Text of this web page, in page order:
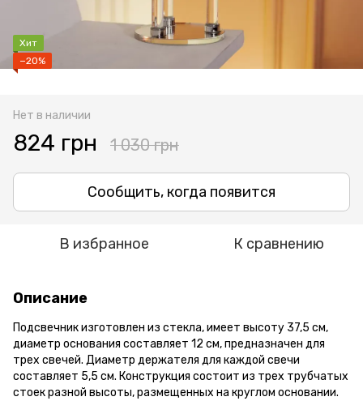
Хит
−20%
Нет в наличии
824 грн 1 030 грн
Сообщить, когда появится
В избранное К сравнению
Описание
Подсвечник изготовлен из стекла, имеет высоту 37,5 см,
диаметр основания составляет 12 см, предназначен для
трех свечей. Диаметр держателя для каждой свечи
составляет 5,5 см. Конструкция состоит из трех трубчатых
стоек разной высоты, размещенных на круглом основании.